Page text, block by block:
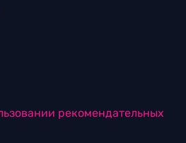
рекомендательных